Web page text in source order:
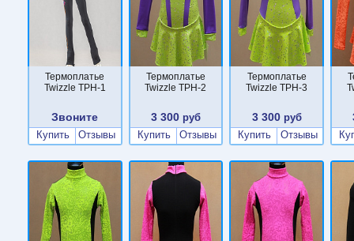
Термоплатье
Twizzle TPН-1
Звоните
Купить Отзывы
Термоплатье
Twizzle TPН-2
3 300 руб
Купить
Отзывы
Термоплатье
Twizzle TPН-3
3 300руб
Купить
Отзывы